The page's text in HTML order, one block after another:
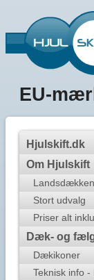
EU-
Hjulskift.dk
Om Hjulskift
Stort udvalg
Priser alt
Dæk- og
Dækikoner
Teknisk info